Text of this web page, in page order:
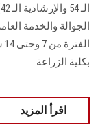
الجوالة ‏والخدمة
بكلية الزراعة
اقرأ المزيد